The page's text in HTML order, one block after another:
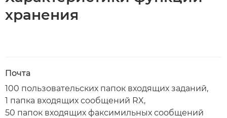
хранения
Почта
100 пользовательских папок входящих заданий,
1 папка входящих сообщений RX,
50 папок входящих факсимильных сообщений